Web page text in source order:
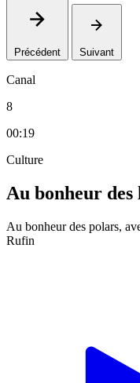
Précédent Suivant
Canal
8
00:19
Culture
Au bonheur des
Au bonheur des polars,
Rufin